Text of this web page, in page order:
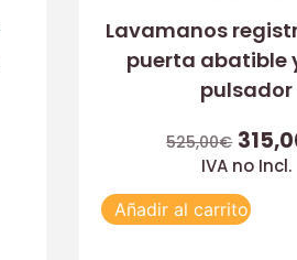
Lavamanos
puerta abatible
pulsador
525,00€
IVA no Incl.
Añadir al carrito